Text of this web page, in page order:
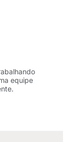
equipe